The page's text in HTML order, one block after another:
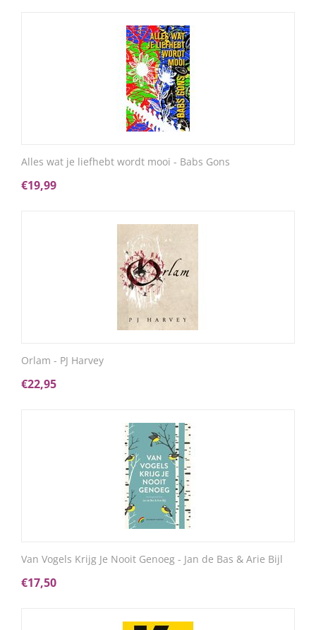
Alles wat je liefhebt wordt mooi - Babs Gons
€19,99
Orlam - PJ Harvey
€22,95
Van Vogels Krijg Je Nooit Genoeg - Jan de Bas & Arie Bijl
€17,50